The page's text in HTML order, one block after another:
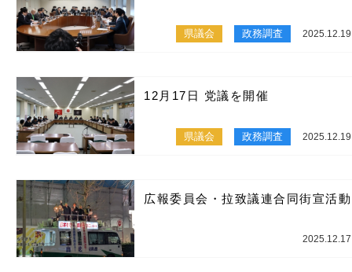
県議会 政務調査 2025.12.19
12月17日 党議を開催
県議会 政務調査 2025.12.19
広報委員会・拉致議連合同街宣活動
2025.12.17